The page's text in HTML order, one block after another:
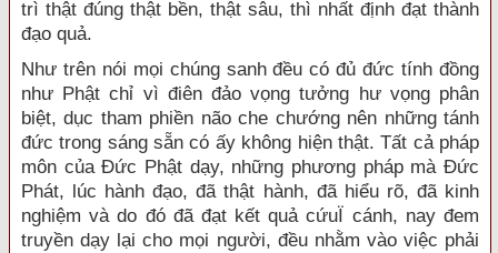
trì thật đúng thật bền, thật sâu, thì nhất định đạt thành
đạo quả.
Như trên nói mọi chúng sanh đều có đủ đức tính đồng
như Phật chỉ vì điên đảo vọng tưởng hư vọng phân
biệt, dục tham phiền não che chướng nên những tánh
đức trong sáng sẵn có ấy không hiện thật. Tất cả pháp
môn của Đức Phật dạy, những phương pháp mà Đức
Phát, lúc hành đạo, đã thật hành, đã hiểu rõ, đã kinh
nghiệm và do đó đã đạt kết quả cứuÏ cánh, nay đem
truyền dạy lại cho mọi người, đều nhằm vào việc phải